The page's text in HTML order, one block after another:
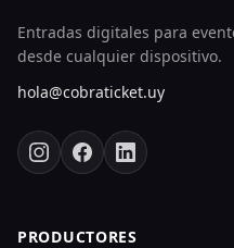
Entradas digitales para
desde cualquier dispositivo.
hola@cobraticket.uy
PRODUCTORES